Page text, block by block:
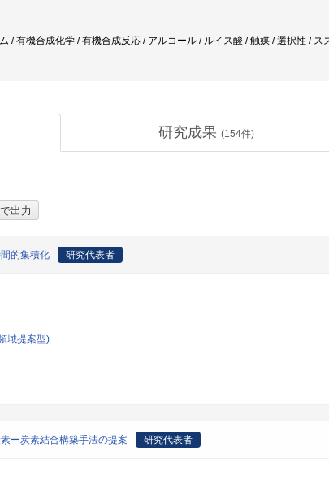
/ 有機合成化学 / 有機合成反応 / アルコール / ルイス酸 / 触媒 / 選択性 / ス
研究成果 (154件)
的集積化 研究代表者
域提案型)
ー炭素結合構築手法の提案 研究代表者